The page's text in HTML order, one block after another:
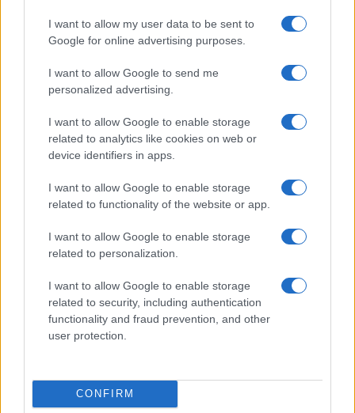
I want to allow my user data to be sent to
Google for online advertising purposes.
I want to allow Google to send me
personalized advertising.
I want to allow Google to enable storage
related to analytics like cookies on web or
device identifiers in apps.
I want to allow Google to enable storage
related to functionality of the website or app.
I want to allow Google to enable storage
related to personalization.
I want to allow Google to enable storage
related to security, including authentication
functionality and fraud prevention, and other
user protection.
CONFIRM